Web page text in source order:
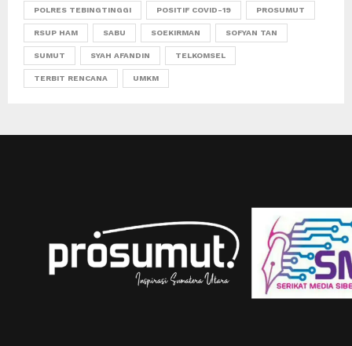
POLRES TEBINGTINGGI POSITIF COVID-19 PROSUMUT
RSUP HAM SABU SOEKIRMAN SOFYAN TAN
SUMUT SYAH AFANDIN TELKOMSEL
TERBIT RENCANA UMKM